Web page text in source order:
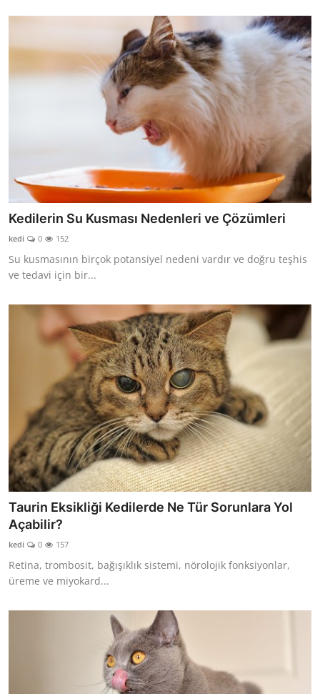
Kedilerin Su Kusması Nedenleri ve Çözümleri
kedi 0 152
Su kusmasının birçok potansiyel nedeni vardır ve doğru teşhis
ve tedavi için bir...
Taurin Eksikliği Kedilerde Ne Tür Sorunlara Yol
Açabilir?
kedi 0 157
Retina, trombosit, bağışıklık sistemi, nörolojik fonksiyonlar,
üreme ve miyokard...